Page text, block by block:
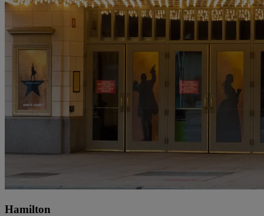
Hamilton